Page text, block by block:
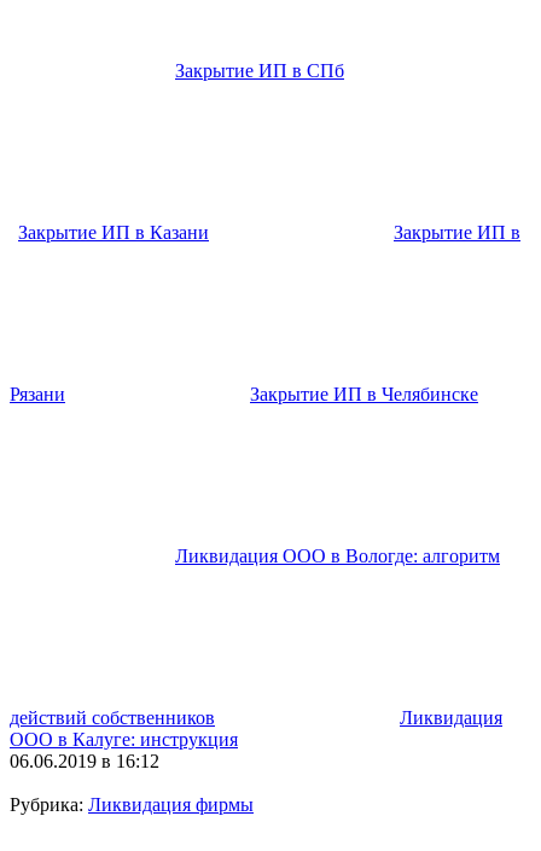
Закрытие ИП в СПб
Закрытие ИП в Казани Закрытие ИП в
Рязани Закрытие ИП в Челябинске
Ликвидация ООО в Вологде: алгоритм
действий собственников
Ликвидация
ООО в Калуге: инструкция
06.06.2019 в 16:12
Рубрика: Ликвидация фирмы